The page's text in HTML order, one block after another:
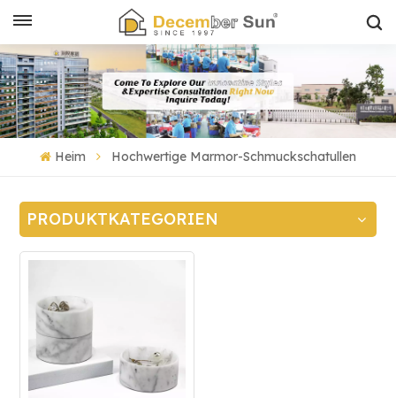
Heim Hochwertige Marmor-Schmuckschatullen
PRODUKTKATEGORIEN